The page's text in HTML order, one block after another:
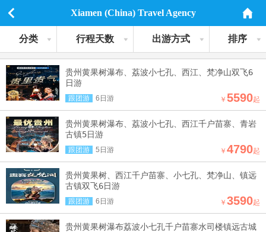
Xiamen (China) Travel Agency
分类 行程天数 出游方式 排序
贵州黄果树瀑布、荔波小七孔、西江、梵净山双飞6
日游
跟团游 6日游 ￥ 5590起
贵州黄果树瀑布、荔波小七孔、西江千户苗寨、青岩
古镇5日游
跟团游 5日游 ￥ 4790起
贵州黄果树、西江千户苗寨、小七孔、梵净山、镇远
古镇双飞6日游
跟团游 6日游 ￥ 3590起
贵州黄果树瀑布荔波小七孔千户苗寨水司楼镇远古城